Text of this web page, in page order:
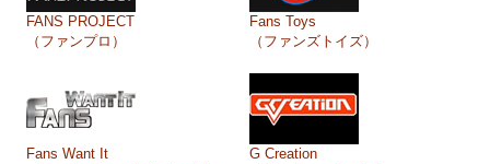
FANS PROJECT
（ファンプロ）
Fans Toys
（ファンズトイズ）
Fans Want It
G Creation